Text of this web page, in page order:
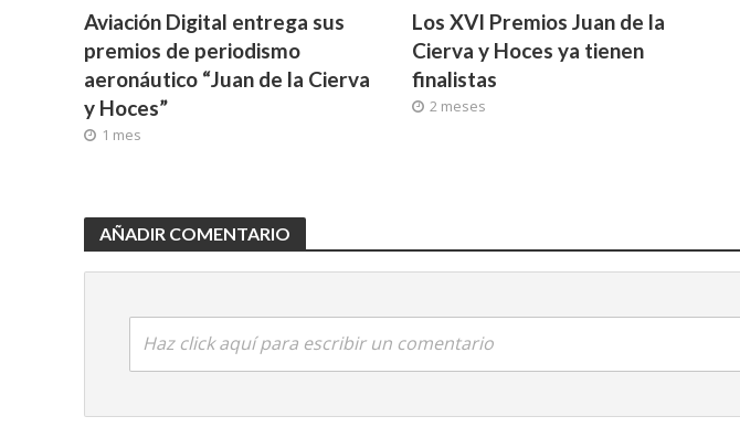
Aviación Digital entrega sus
premios de periodismo
aeronáutico “Juan de la Cierva
y Hoces”
1 mes
Los XVI Premios Juan de la
Cierva y Hoces ya tienen
finalistas
2 meses
AÑADIR COMENTARIO
Haz click aquí para escribir un comentario